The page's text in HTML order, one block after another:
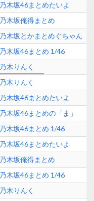
乃木坂46まとめたいよ
乃木坂俺得まとめ
乃木坂とかまとめぐちゃん
乃木坂46まとめ 1/46
乃木りんく
乃木りんく
乃木坂46まとめたいよ
乃木坂46まとめの「ま」
乃木坂46まとめ 1/46
乃木坂46まとめたいよ
乃木坂俺得まとめ
乃木坂46まとめ 1/46
乃木りんく